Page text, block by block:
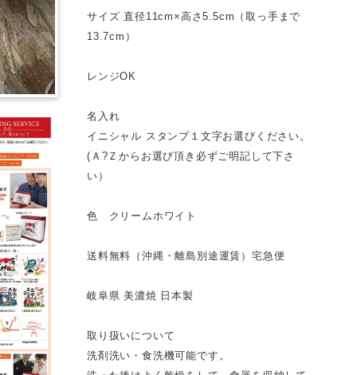
サイズ 直径11cm×高さ5.5cm（取っ手まで
13.7cm）
レンジOK
名入れ
イニシャル スタンプ１文字お選びください。
(Ａ?Ｚからお選び頂き必ずご明記して下さ
い）
色 クリームホワイト
送料無料（沖縄・離島別途運賃）宅急便
岐阜県 美濃焼 日本製
取り扱いについて
洗剤洗い・食洗機可能です。